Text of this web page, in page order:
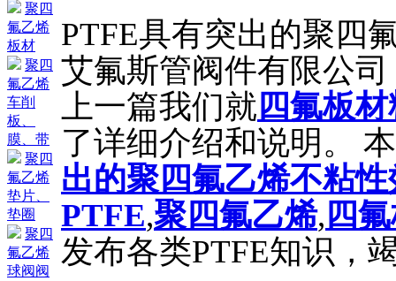
聚四
氟乙烯
板材
聚四
氟乙烯
车削
板、
膜、带
聚四
氟乙烯
垫片、
垫圈
聚四
氟乙烯
球阀阀
PTFE具有突出的聚四
艾氟斯管阀件有限公司
上一篇我们就 四氟板
了详细介绍和说明。
出的聚四氟乙烯不粘
PTFE,聚四氟乙烯, 四
发布各类PTFE知识，